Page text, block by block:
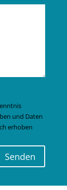
und Daten
erhoben
Senden